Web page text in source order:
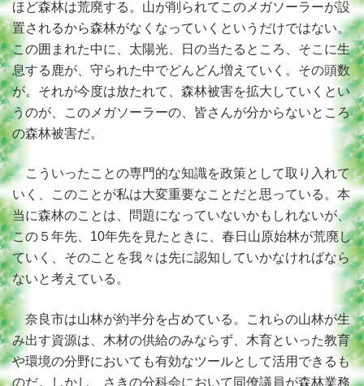
ほど森林は荒廃する。山が削られてこのメガソーラーが設
置されるから森林がなくなっていくというだけではない。
この囲まれた中に、太陽光、日の当たるところ、そこに生
息する鹿が、守られた中でどんどん増えていく。その頭数
が。それが今度は放たれて、森林被害を拡大していくとい
うのが、このメガソーラーの、皆さんが分からないところ
の森林被害だ。
こういったことの専門的な知識を政策として取り入れて
いく、このことが私は大変重要なことだと思っている。本
当に森林のことは、問題になっていないかもしれないが、
この５年先、10年先を見たときに、春日山原始林が荒廃し
ていく、そのことを我々は先に認知していかなければなら
ないと考えている。
奈良市は山林が約半分を占めている。これらの山林が生
み出す資源は、木材の供給のみならず、木育といった教育
や環境の分野においても有効なツールとして活用できるも
のだ。しかし、さきの分科会において同僚議員が森林業務